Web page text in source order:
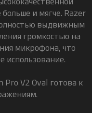
и мягче. Razer
выдвижным
громкостью на
микрофона, что
использование.
Pro V2 Oval готова к